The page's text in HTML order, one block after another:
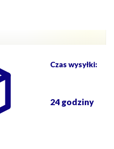
Czas wysyłki:
24 godziny